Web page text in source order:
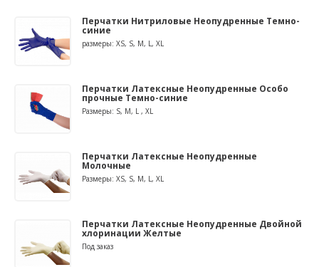
Перчатки Нитриловые Неопудренные Темно-
синие
размеры: XS, S, M, L, XL
Перчатки Латексные Неопудренные Особо
прочные Темно-синие
Размеры: S, M, L , XL
Перчатки Латексные Неопудренные
Молочные
Размеры: XS, S, M, L, XL
Перчатки Латексные Неопудренные Двойной
хлоринации Желтые
Под заказ